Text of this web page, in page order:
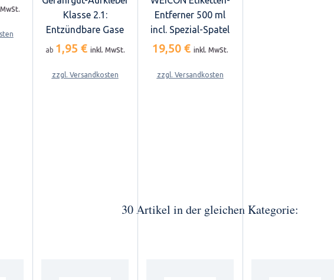
Klasse 2.1:
Entzündbare Gase
ab 1,95 € inkl. MwSt.
zzgl. Versandkosten
Entferner 500 ml
incl. Spezial-Spatel
19,50 € inkl. MwSt.
zzgl. Versandkosten
30 Artikel in der gleichen Kategorie: